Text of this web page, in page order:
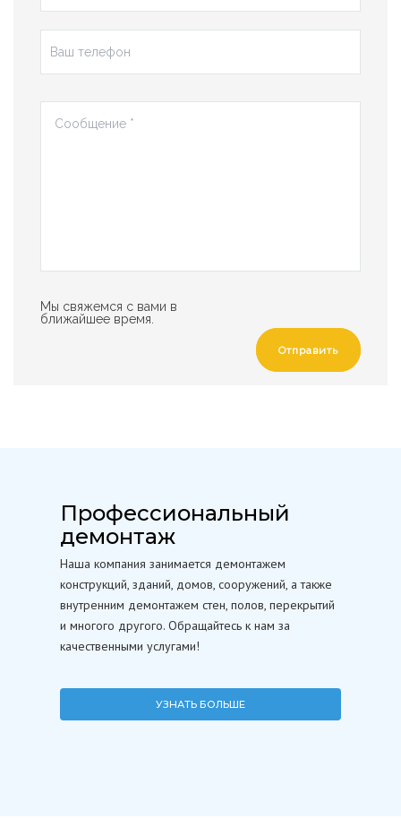
Мы свяжемся с вами в
ближайшее время.
Отправить
Профессиональный
демонтаж
Наша компания занимается демонтажем
конструкций, зданий, домов, сооружений, а также
внутренним демонтажем стен, полов, перекрытий
и многого другого. Обращайтесь к нам за
качественными услугами!
УЗНАТЬ БОЛЬШЕ